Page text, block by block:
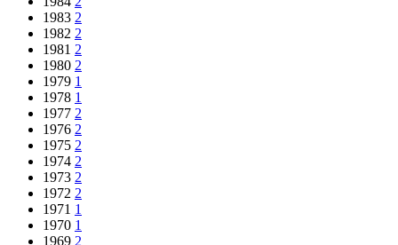
1983 2
1982 2
1981 2
1980 2
1979 1
1978 1
1977 2
1976 2
1975 2
1974 2
1973 2
1972 2
1971 1
1970 1
1969 2